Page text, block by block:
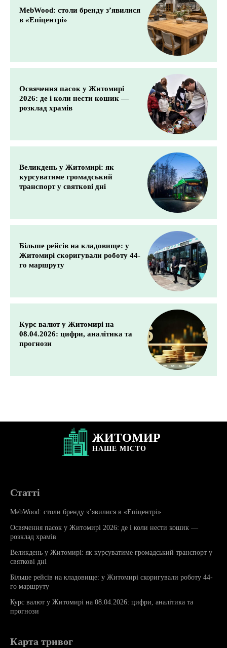
MebWood: столи бренду з’явилися
в «Епіцентрі»
Освячення пасок у Житомирі
2026: де і коли нести кошик —
розклад храмів
Великдень у Житомирі: як
курсуватиме громадський
транспорт у святкові дні
Більше рейсів на кладовище: у
Житомирі скоригували роботу 44-
го маршруту
Курс валют у Житомирі на
08.04.2026: цифри, аналітика та
прогнози
ЖИТОМИР
НАШЕ МІСТО
Статті
MebWood: столи бренду з’явилися в «Епіцентрі»
Освячення пасок у Житомирі 2026: де і коли нести кошик —
розклад храмів
Великдень у Житомирі: як курсуватиме громадський транспорт у
святкові дні
Більше рейсів на кладовище: у Житомирі скоригували роботу 44-
го маршруту
Курс валют у Житомирі на 08.04.2026: цифри, аналітика та
прогнози
Карта тривог